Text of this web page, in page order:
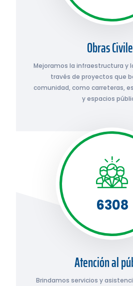
Obras
Mejoramos la infraestructura y
través de proyectos que
comunidad, como carreteras,
y espacios
6308
Atención al
Brindamos servicios y